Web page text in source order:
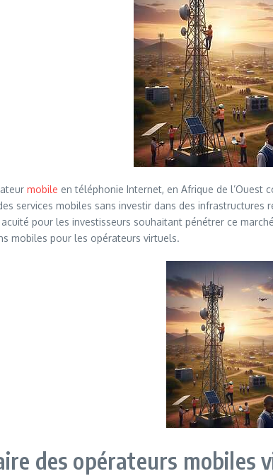
mobile en téléphonie Internet, en Afrique de l’Ouest
services mobiles sans investir dans des infrastructures
pour les investisseurs souhaitant pénétrer ce
mobiles pour les opérateurs virtuels.
des opérateurs mobiles